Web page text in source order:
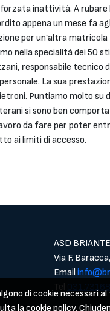
inattività. A rubare
appena un mese fa
per un’altra
nella specialità dei 50
responsabile
La sua
Puntiamo molto
si sono ben
da fare per poter
ai limiti di accesso.
ASD
Via F.
Email
di cookie necessari
la cookie policy.